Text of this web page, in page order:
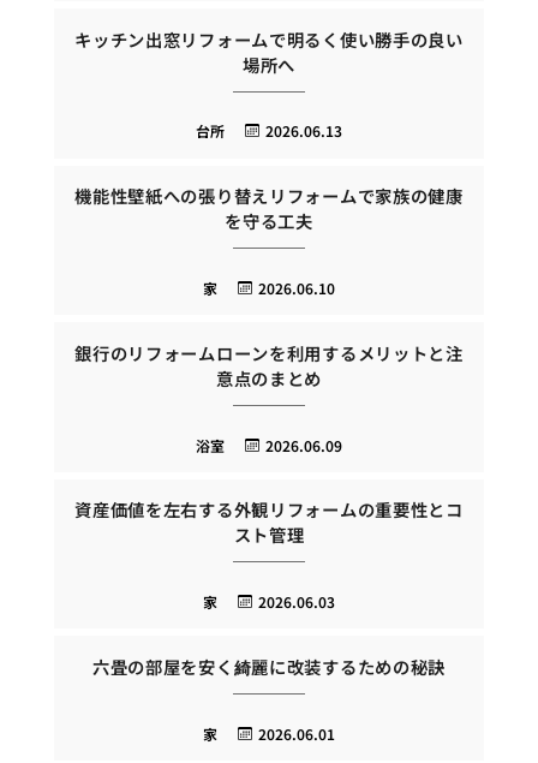
キッチン出窓リフォームで明るく使い勝手の良い
場所へ
2026.06.13
台所
機能性壁紙への張り替えリフォームで家族の健康
を守る工夫
2026.06.10
家
銀行のリフォームローンを利用するメリットと注
意点のまとめ
2026.06.09
浴室
資産価値を左右する外観リフォームの重要性とコ
スト管理
2026.06.03
家
六畳の部屋を安く綺麗に改装するための秘訣
2026.06.01
家